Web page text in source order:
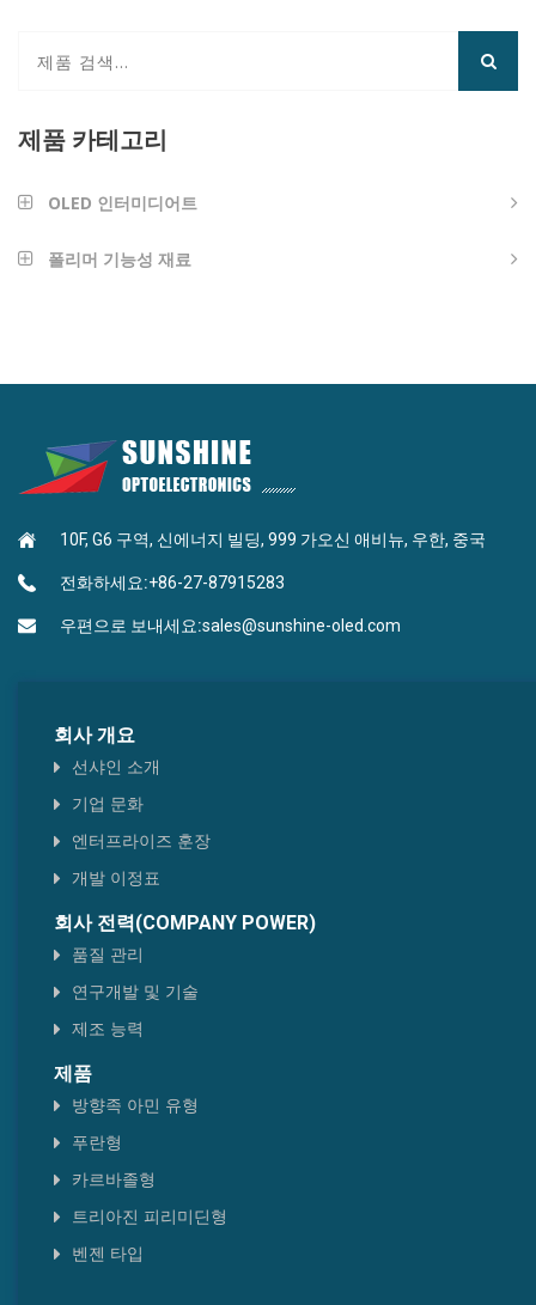
제품 카테고리
OLED 인터미디어트
피리미딘형
나프탈렌형
피레네 크리센 타입
티아졸형
폴리머 기능성 재료
MLP 하이 RI 잉크
BEF 하이 RI 잉크
10F, G6 구역, 신에너지 빌딩, 999 가오신 애비뉴, 우한, 중국
전화하세요:+86-27-87915283
우편으로 보내세요:sales@sunshine-oled.com
회사 개요
선샤인 소개
기업 문화
엔터프라이즈 훈장
개발 이정표
회사 전력(COMPANY POWER)
품질 관리
연구개발 및 기술
제조 능력
제품
방향족 아민 유형
푸란형
카르바졸형
트리아진 피리미딘형
벤젠 타입